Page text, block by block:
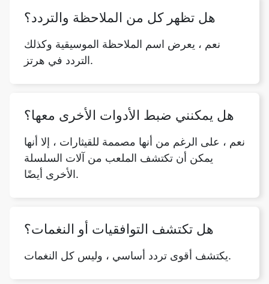
هل تظهر كل من الملاحظة والتردد؟
نعم ، يعرض اسم الملاحظة الموسيقية وكذلك
التردد في هرتز.
هل يمكنني ضبط الأدوات الأخرى معها؟
نعم ، على الرغم من أنها مصممة للقيثارات ، إلا أنها
يمكن أن تكتشف الملعب من آلات السلسلة
الأخرى أيضًا.
هل تكتشف التوافقيات أو النغمات؟
يكتشف أقوى تردد أساسي ، وليس كل النغمات.